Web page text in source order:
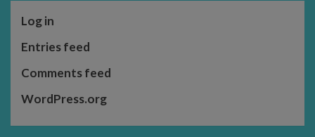
Log in
Entries feed
Comments feed
WordPress.org